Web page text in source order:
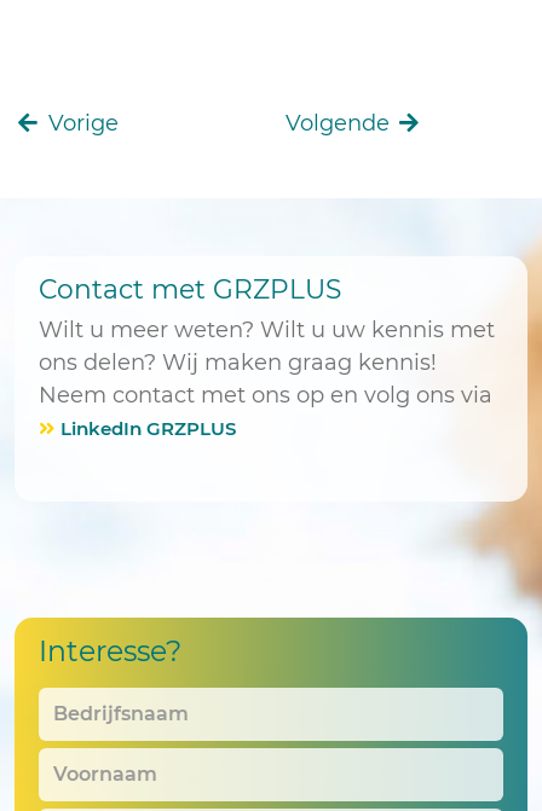
Vorige Volgende
Contact met GRZPLUS
Wilt u meer weten? Wilt u uw kennis met
ons delen? Wij maken graag kennis!
Neem contact met ons op en volg ons via
LinkedIn GRZPLUS
Interesse?
Bedrijfsnaam
Voornaam